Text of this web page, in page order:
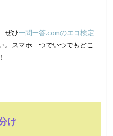
ぜひ一問一答.comのエコ検定
。スマホ一つでいつでもどこ
け